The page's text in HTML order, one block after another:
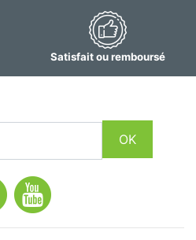
Satisfait ou remboursé
OK